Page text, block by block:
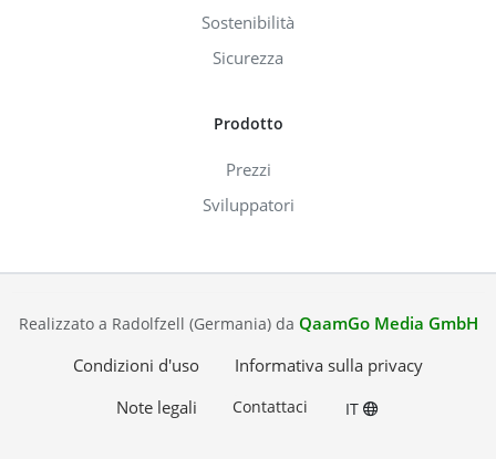
Sostenibilità
Sicurezza
Prodotto
Prezzi
Sviluppatori
Realizzato a Radolfzell (Germania) da QaamGo Media GmbH
Condizioni d'uso
Informativa sulla privacy
Note legali
Contattaci IT